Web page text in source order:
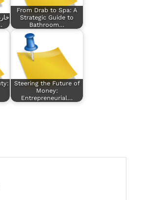
From Drab to Spa: A
Strategic Guide to
Bathroom…
Steering the Future of
Money:
Entrepreneurial…